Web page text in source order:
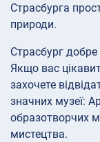
Страсбурга
природи.
Страсбург
Якщо вас
захочете
значних музеї:
образотворчих
мистецтва.